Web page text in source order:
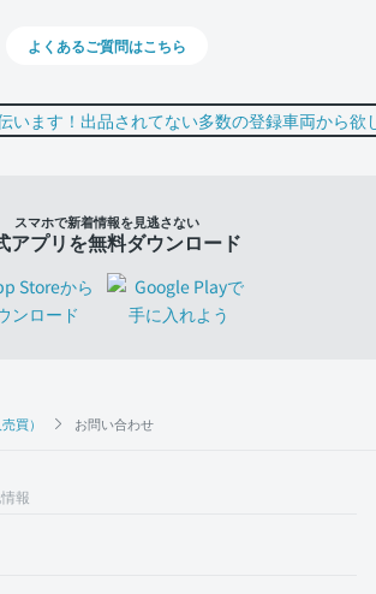
買） お問い合わせ
よくあるご質問はこちら
スマホで新着情報を見逃さない
アプリを無料ダウンロード
報